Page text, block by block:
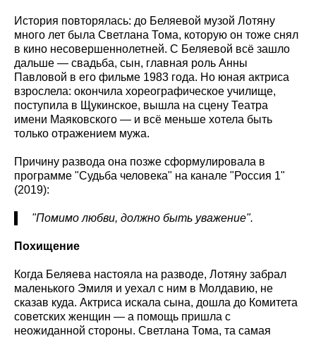
История повторялась: до Беляевой музой Лотяну
много лет была Светлана Тома, которую он тоже снял
в кино несовершеннолетней. С Беляевой всё зашло
дальше — свадьба, сын, главная роль Анны
Павловой в его фильме 1983 года. Но юная актриса
взрослела: окончила хореографическое училище,
поступила в Щукинское, вышла на сцену Театра
имени Маяковского — и всё меньше хотела быть
только отражением мужа.
Причину развода она позже сформулировала в
программе "Судьба человека" на канале "Россия 1"
(2019):
"Помимо любви, должно быть уважение".
Похищение
Когда Беляева настояла на разводе, Лотяну забрал
маленького Эмиля и уехал с ним в Молдавию, не
сказав куда. Актриса искала сына, дошла до Комитета
советских женщин — а помощь пришла с
неожиданной стороны. Светлана Тома, та самая